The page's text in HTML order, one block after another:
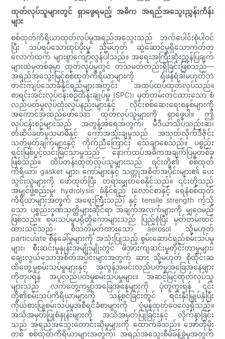
ထုတ်လုပ်သူများတွင် ရှာဖွေရမည့် အဓိက အရည်အသွေးညွှန်းကိန်း
များ
စစ်ထုတ်ကိရိယာထုတ်လုပ်မှုအရည်အသွေးသည် ဘက်ပေါင်းစုံပါဝင်
ပြီး သပ်ရပ်သောထုပ်ပိုးမှု သို့မဟုတ် ဆွဲဆောင်မှုရှိသောကတ်တ
လောက်ထက် များစွာကျော်လွန်ပါသည်။ အရေးအကြီးဆုံးညွှန်ပြချက်
များထဲမှတစ်ခုမှာ ထုတ်လုပ်မှုတွင် တသမတ်တည်းရှိခြင်းဖြစ်သည်—
အရည်အသွေးမြင့်စစ်ထုတ်ကိရိယာများကို ရံဖန်ရံခါမဟုတ်ဘဲ
တင်းကျပ်သောခံနိုင်ရည်များအတွင်း အထပ်ထပ်ထုတ်လုပ်သည်။
စာရင်းအင်းလုပ်ငန်းစဉ်ထိန်းချုပ်မှု (SPC)၊ မှတ်တမ်းတင်ထားသော စံ
လည်ပတ်မှုလုပ်ထုံးလုပ်နည်းများနှင့် လိုင်းစစ်ဆေးရေးစနစ်များကို
အကောင်အထည်ဖော်သော ထုတ်လုပ်သူများကို ရှာဖွေပါ။ ဤ
လုပ်ငန်းစဉ်များသည် အတွန့်အရေအတွက်၊ မီဒီယာသိပ်သည်းဆ၊
တံဆိပ်ခတ်မှုသမာဓိနှင့် ကော်အသုံးချမှုသည် အသုတ်လိုက်ဒီဇိုင်း
သတ်မှတ်ချက်များနှင့် ကိုက်ညီကြောင်း သေချာစေသည်။ ပစ္စည်း
ရင်းမြစ်ပွင့်လင်းမြင်သာမှုသည် နောက်ထပ်အဓိကအချက်ပြမှုတစ်ခု
ဖြစ်သည်။ ထိပ်တန်းထုတ်လုပ်သူများသည် ၎င်းတို့၏ စစ်ထုတ်
ကိရိယာ၊ gasket များ၊ ကော်များနှင့် သတ္တုအစိတ်အပိုင်းများ၏ ပေး
သွင်းသူများကို ဖော်ထုတ်ပြီး တရားမျှတစေနိုင်သည်။ ၎င်းတို့သည်
အမျှင်ဖွဲ့စည်းမှု၊ hydrolysis ခံနိုင်ရည် (လောင်စာနှင့် ရေနံစစ်ထုတ်
ကိရိယာများအတွက် အရေးကြီးသည်) နှင့် tensile strength ကဲ့သို့
သော ပစ္စည်းဂုဏ်သတ္တိများဆိုင်ရာ အချက်အလက်များကို မျှဝေမည်
ဖြစ်သည်။ စမ်းသပ်မှုပရိုတိုကောများသည် ပြည့်စုံပြီး မှတ်တမ်းတင်
ထားသင့်သည်- စံသတ်မှတ်ထားသော aerosol သို့မဟုတ်
particulate စိန်ခေါ်မှုများကို အသုံးပြုသည့် စွမ်းဆောင်ရည်စမ်းသပ်မှု
များ၊ စီးဆင်းမှုနှုန်းအမျိုးမျိုးတွင် ဖိအားကျဆင်းမှုတိုင်းတာမှုများ၊
ချေးလွယ်သောအစိတ်အပိုင်းများအတွက် ဆား သို့မဟုတ် စိုထိုင်းဆ
ထိတွေ့မှုစမ်းသပ်မှုများနှင့် အလွန်အမင်းလည်ပတ်မှုအခြေအနေများ
ကိုတုပရန် အပူလည်ပတ်မှုစမ်းသပ်မှုများ။ အဆင့်မြင့်ထုတ်လုပ်သူ
များသည် လက်တွေ့ကမ္ဘာအခြေအနေများကို ပုံတူကူးရန် ၎င်း
တို့၏စမ်းသပ်ကိရိယာများကို သန့်စင်ခြင်းတွင် ရင်းနှီးမြှုပ်နှံပြီး
ကိုယ်စားပြုစမ်းသပ်မှုအစီရင်ခံစာများကို ပုံမှန်ထုတ်ဝေလေ့ရှိသည်။
အသိအမှတ်ပြုစံနှုန်းများကို အသိအမှတ်ပြုခြင်းနှင့် လိုက်နာခြင်း
သည် အရည်အသွေးတောင်းဆိုမှုများကို ထောက်ခံသည်။ အော်တိုမိုး
တစ် စစ်ထုတ်ကိရိယာများအတွက်၊ အရည်အသွေးစီမံခန့်ခွဲမှုအတွက်